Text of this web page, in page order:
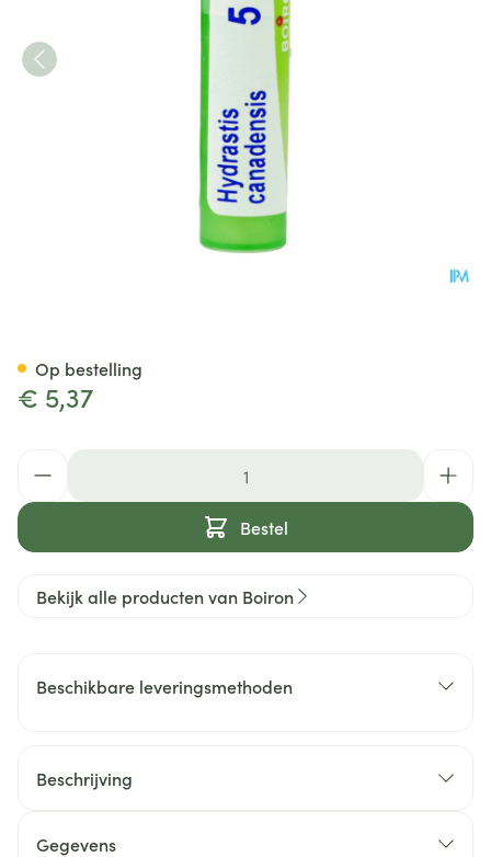
€ 5,37
Bestel
Op bestelling
Bekijk alle producten van Boiron
Beschikbare leveringsmethoden
Beschrijving
Gegevens